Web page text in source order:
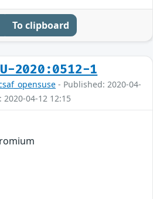
To clipboard
2020:0512-1
- Published: 2020-04-
04-12 12:15